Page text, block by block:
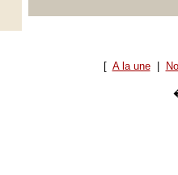
[ A la une|